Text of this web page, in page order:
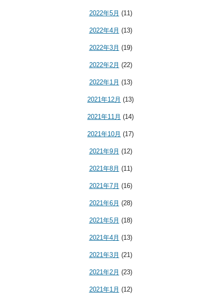
2022年5月 (11)
2022年4月 (13)
2022年3月 (19)
2022年2月 (22)
2022年1月 (13)
2021年12月 (13)
2021年11月 (14)
2021年10月 (17)
2021年9月 (12)
2021年8月 (11)
2021年7月 (16)
2021年6月 (28)
2021年5月 (18)
2021年4月 (13)
2021年3月 (21)
2021年2月 (23)
2021年1月 (12)